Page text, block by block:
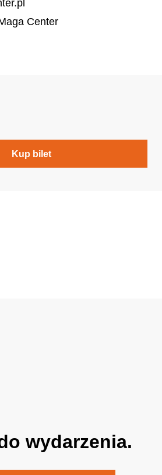
Center
Kup bilet
wydarzenia.